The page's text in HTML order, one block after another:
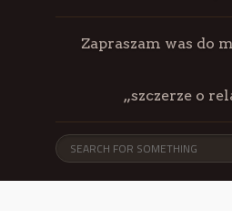
Zapraszam was do
„szczerze o